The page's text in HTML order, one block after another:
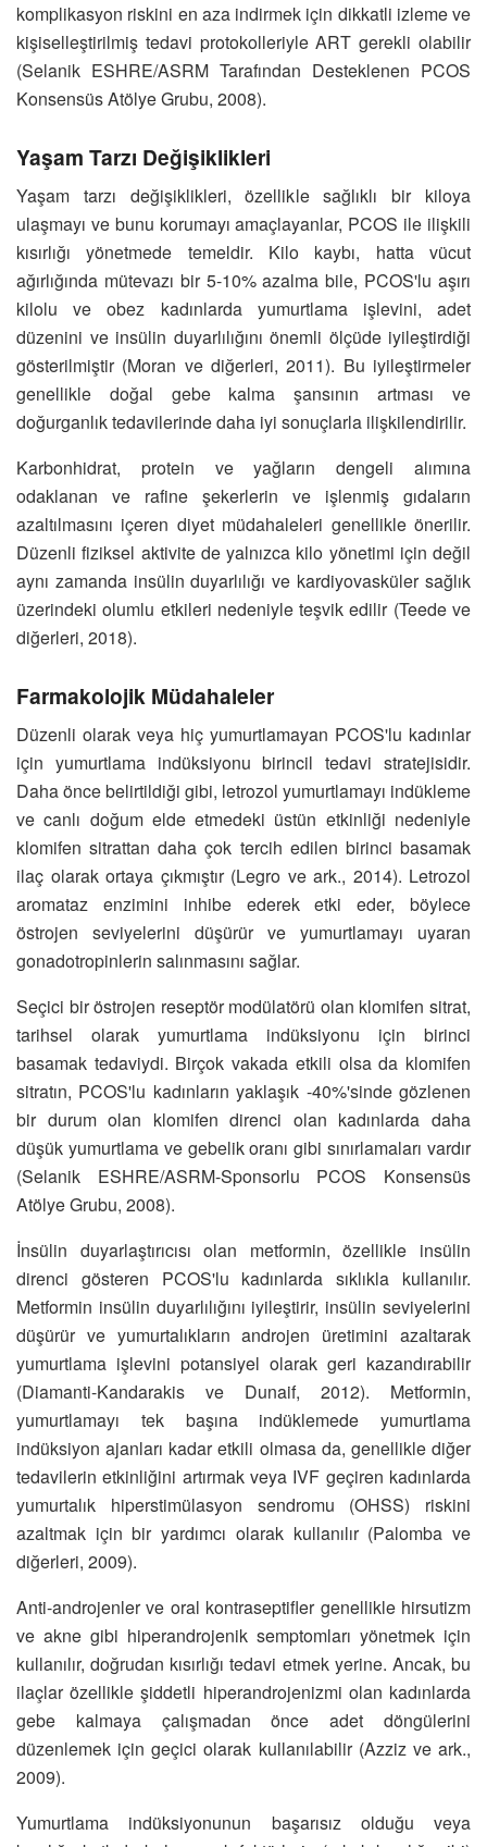
komplikasyon riskini en aza indirmek için dikkatli izleme ve
kişiselleştirilmiş tedavi protokolleriyle ART gerekli olabilir
(Selanik ESHRE/ASRM Tarafından Desteklenen PCOS
Konsensüs Atölye Grubu, 2008).
Yaşam Tarzı Değişiklikleri
Yaşam tarzı değişiklikleri, özellikle sağlıklı bir kiloya
ulaşmayı ve bunu korumayı amaçlayanlar, PCOS ile ilişkili
kısırlığı yönetmede temeldir. Kilo kaybı, hatta vücut
ağırlığında mütevazı bir 5-10% azalma bile, PCOS'lu aşırı
kilolu ve obez kadınlarda yumurtlama işlevini, adet
düzenini ve insülin duyarlılığını önemli ölçüde iyileştirdiği
gösterilmiştir (Moran ve diğerleri, 2011). Bu iyileştirmeler
genellikle doğal gebe kalma şansının artması ve
doğurganlık tedavilerinde daha iyi sonuçlarla ilişkilendirilir.
Karbonhidrat, protein ve yağların dengeli alımına
odaklanan ve rafine şekerlerin ve işlenmiş gıdaların
azaltılmasını içeren diyet müdahaleleri genellikle önerilir.
Düzenli fiziksel aktivite de yalnızca kilo yönetimi için değil
aynı zamanda insülin duyarlılığı ve kardiyovasküler sağlık
üzerindeki olumlu etkileri nedeniyle teşvik edilir (Teede ve
diğerleri, 2018).
Farmakolojik Müdahaleler
Düzenli olarak veya hiç yumurtlamayan PCOS'lu kadınlar
için yumurtlama indüksiyonu birincil tedavi stratejisidir.
Daha önce belirtildiği gibi, letrozol yumurtlamayı indükleme
ve canlı doğum elde etmedeki üstün etkinliği nedeniyle
klomifen sitrattan daha çok tercih edilen birinci basamak
ilaç olarak ortaya çıkmıştır (Legro ve ark., 2014). Letrozol
aromataz enzimini inhibe ederek etki eder, böylece
östrojen seviyelerini düşürür ve yumurtlamayı uyaran
gonadotropinlerin salınmasını sağlar.
Seçici bir östrojen reseptör modülatörü olan klomifen sitrat,
tarihsel olarak yumurtlama indüksiyonu için birinci
basamak tedaviydi. Birçok vakada etkili olsa da klomifen
sitratın, PCOS'lu kadınların yaklaşık -40%'sinde gözlenen
bir durum olan klomifen direnci olan kadınlarda daha
düşük yumurtlama ve gebelik oranı gibi sınırlamaları vardır
(Selanik ESHRE/ASRM-Sponsorlu PCOS Konsensüs
Atölye Grubu, 2008).
İnsülin duyarlaştırıcısı olan metformin, özellikle insülin
direnci gösteren PCOS'lu kadınlarda sıklıkla kullanılır.
Metformin insülin duyarlılığını iyileştirir, insülin seviyelerini
düşürür ve yumurtalıkların androjen üretimini azaltarak
yumurtlama işlevini potansiyel olarak geri kazandırabilir
(Diamanti-Kandarakis ve Dunaif, 2012). Metformin,
yumurtlamayı tek başına indüklemede yumurtlama
indüksiyon ajanları kadar etkili olmasa da, genellikle diğer
tedavilerin etkinliğini artırmak veya IVF geçiren kadınlarda
yumurtalık hiperstimülasyon sendromu (OHSS) riskini
azaltmak için bir yardımcı olarak kullanılır (Palomba ve
diğerleri, 2009).
Anti-androjenler ve oral kontraseptifler genellikle hirsutizm
ve akne gibi hiperandrojenik semptomları yönetmek için
kullanılır, doğrudan kısırlığı tedavi etmek yerine. Ancak, bu
ilaçlar özellikle şiddetli hiperandrojenizmi olan kadınlarda
gebe kalmaya çalışmadan önce adet döngülerini
düzenlemek için geçici olarak kullanılabilir (Azziz ve ark.,
2009).
Yumurtlama indüksiyonunun başarısız olduğu veya